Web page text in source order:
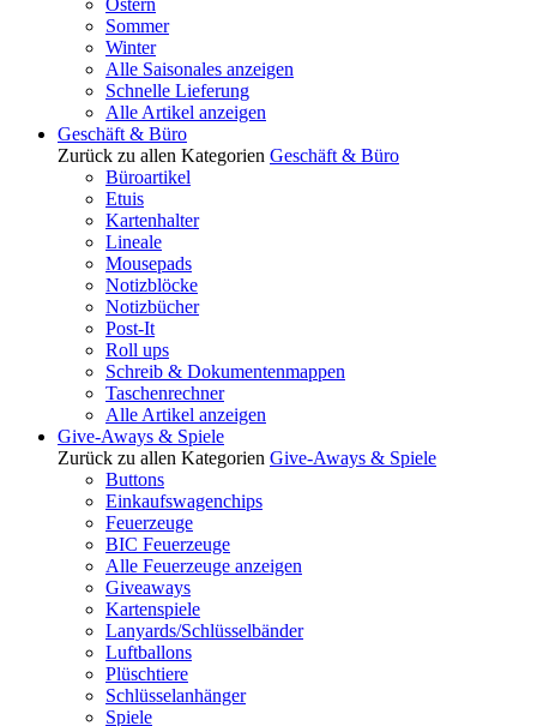
Ostern
Sommer
Winter
Alle Saisonales anzeigen
Schnelle Lieferung
Alle Artikel anzeigen
Geschäft & Büro
Zurück zu allen Kategorien Geschäft & Büro
Büroartikel
Etuis
Kartenhalter
Lineale
Mousepads
Notizblöcke
Notizbücher
Post-It
Roll ups
Schreib & Dokumentenmappen
Taschenrechner
Alle Artikel anzeigen
Give-Aways & Spiele
Zurück zu allen Kategorien Give-Aways & Spiele
Buttons
Einkaufswagenchips
Feuerzeuge
BIC Feuerzeuge
Alle Feuerzeuge anzeigen
Giveaways
Kartenspiele
Lanyards/Schlüsselbänder
Luftballons
Plüschtiere
Schlüsselanhänger
Spiele